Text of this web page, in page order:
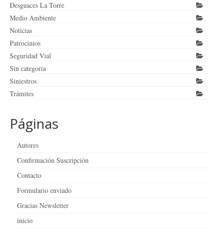
Desguaces La Torre
Medio Ambiente
Noticias
Patrocinios
Seguridad Vial
Sin categoría
Siniestros
Trámites
Páginas
Autores
Confirmación Suscripción
Contacto
Formulario enviado
Gracias Newsletter
inicio